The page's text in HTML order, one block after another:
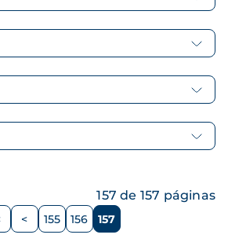
Página
< Página
155 Página
156 Página
157
157 de 157 páginas